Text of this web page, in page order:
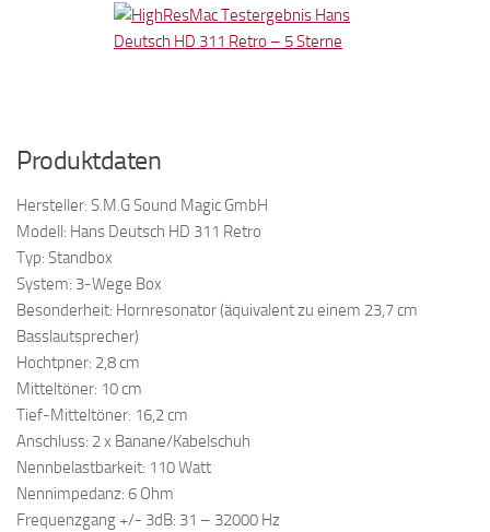
Produktdaten
Hersteller: S.M.G Sound Magic GmbH
Modell: Hans Deutsch HD 311 Retro
Typ: Standbox
System: 3-Wege Box
Besonderheit: Hornresonator (äquivalent zu einem 23,7 cm
Basslautsprecher)
Hochtpner: 2,8 cm
Mitteltöner: 10 cm
Tief-Mitteltöner: 16,2 cm
Anschluss: 2 x Banane/Kabelschuh
Nennbelastbarkeit: 110 Watt
Nennimpedanz: 6 Ohm
Frequenzgang +/- 3dB: 31 – 32000 Hz